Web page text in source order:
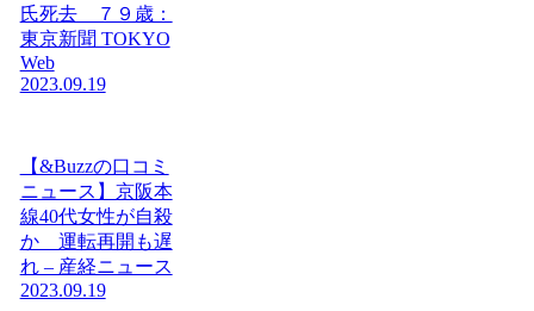
氏死去 ７９歳：
東京新聞 TOKYO
Web
2023.09.19
【&Buzzの口コミ
ニュース】京阪本
線40代女性が自殺
か 運転再開も遅
れ – 産経ニュース
2023.09.19